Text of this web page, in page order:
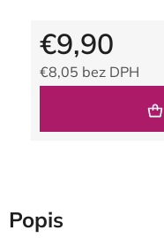
€9,90
€8,05 bez DPH
Popis